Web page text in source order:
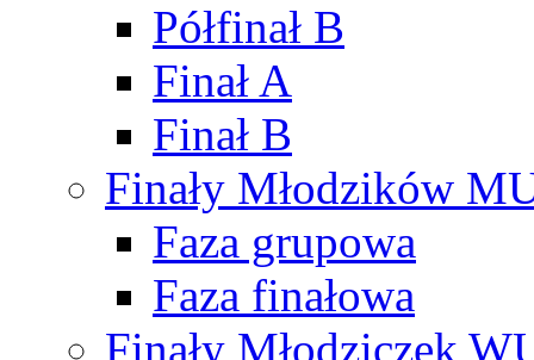
Półfinał B
Finał A
Finał B
Finały Młodzików
Faza grupowa
Faza finałowa
Finały Młodziczek